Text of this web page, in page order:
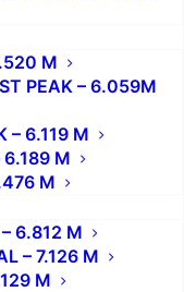
M
PEAK – 6.059M
– 6.119 M
6.189 M
M
6.812 M
– 7.126 M
M